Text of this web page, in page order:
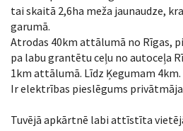
Uzņēmums
Pakalpojumi
tai skaitā 2,6ha meža jaunaudze,
garumā.
Atrodas 40km attālumā no Rīgas,
pa labu grantētu ceļu no autoceļa
1km attālumā. Līdz Ķegumam 4km.
Ir elektrības pieslēgums
Tuvējā apkārtnē labi attīstīta